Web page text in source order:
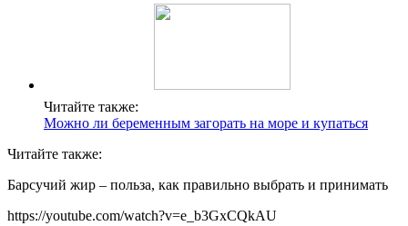
Читайте также:
Можно ли беременным загорать на море и купаться
Читайте также:
Барсучий жир – польза, как правильно выбрать и принимать
https://youtube.com/watch?v=e_b3GxCQkAU